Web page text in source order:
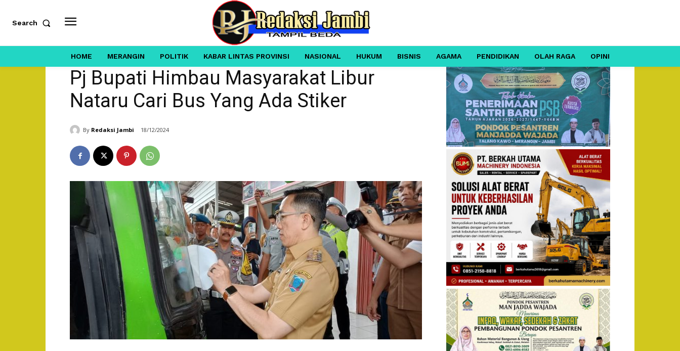
Search
HOME MERANGIN POLITIK KABAR LINTAS PROVINSI NASIONAL HUKUM BISNIS AGAMA PENDIDIKAN OLAH RAGA OPINI
Pj Bupati Himbau Masyarakat Libur
Nataru Cari Bus Yang Ada Stiker
By Redaksi Jambi 18/12/2024